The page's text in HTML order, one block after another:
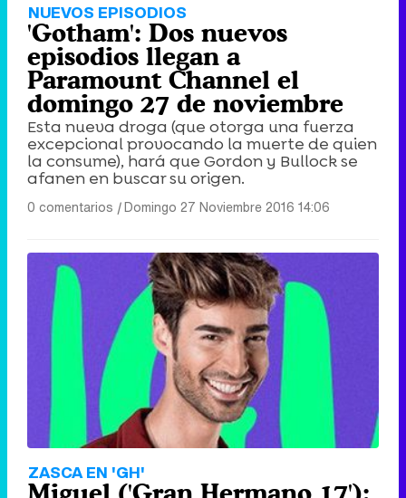
NUEVOS EPISODIOS
'Gotham': Dos nuevos
episodios llegan a
Paramount Channel el
domingo 27 de noviembre
Esta nueva droga (que otorga una fuerza
excepcional provocando la muerte de quien
la consume), hará que Gordon y Bullock se
afanen en buscar su origen.
0 comentarios |Domingo 27 Noviembre 2016 14:06
ZASCA EN 'GH'
Miguel ('Gran Hermano 17'):